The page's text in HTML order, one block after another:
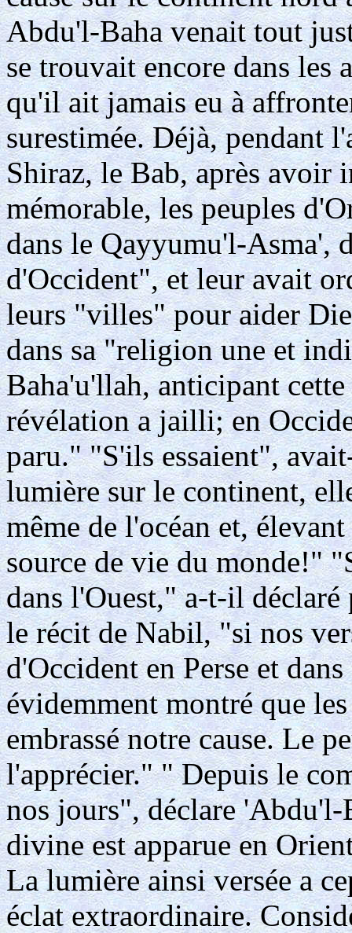
Abdu'l-Baha venait tout
se trouvait encore dans les
qu'il ait jamais eu à
surestimée. Déjà, pendant
Shiraz, le Bab, après avoir
mémorable, les peuples
dans le Qayyumu'l-Asma',
d'Occident", et leur avait
leurs "villes" pour aider
dans sa "religion une et
Baha'u'llah, anticipant
révélation a jailli; en
paru." "S'ils essaient",
lumière sur le continent,
même de l'océan et,
source de vie du monde!"
dans l'Ouest," a-t-il déclaré
le récit de Nabil, "si nos
d'Occident en Perse et
évidemment montré que
embrassé notre cause. Le
l'apprécier." " Depuis le
nos jours", déclare
divine est apparue en
La lumière ainsi versée a
éclat extraordinaire.